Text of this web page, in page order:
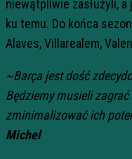
niewątpliwie zasłużyli,
ku temu. Do końca
Alaves, Villarealem,
~Barça jest dość
Będziemy musieli
zminimalizować ich
Michel